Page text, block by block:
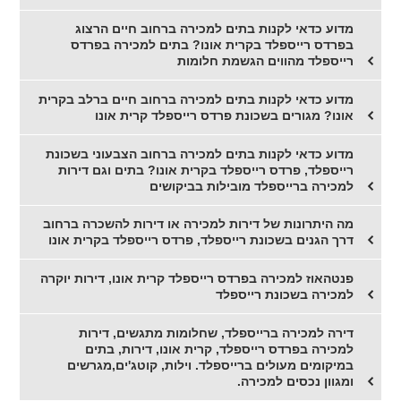
מדוע כדאי לקנות בתים למכירה ברחוב חיים הרצוג
בפרדס רייספלד בקרית אונו? בתים למכירה בפרדס
רייספלד מהווים הגשמת חלומות
מדוע כדאי לקנות בתים למכירה ברחוב חיים ברלב בקרית
אונו? מגורים בשכונת פרדס רייספלד קרית אונו
מדוע כדאי לקנות בתים למכירה ברחוב הצבעוני בשכונת
רייספלד, פרדס רייספלד בקרית אונו? בתים וגם דירות
למכירה ברייספלד מובילות בביקושים
מה היתרונות של דירות למכירה או דירות להשכרה ברחוב
דרך הגנים בשכונת רייספלד, פרדס רייספלד בקרית אונו
פנטהאוז למכירה בפרדס רייספלד קרית אונו, דירות יוקרה
למכירה בשכונת רייספלד
דירה למכירה ברייספלד, שחלומות מתגשים, דירות
למכירה בפרדס רייספלד, קרית אונו, דירות, בתים
במיקומים מעולים ברייספלד. וילות, קוטג'ים,מגרשים
ומגוון נכסים למכירה.